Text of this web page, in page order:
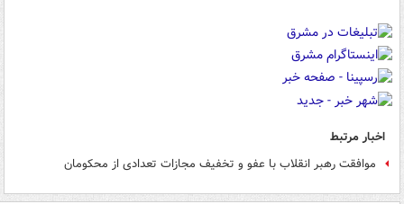
اخبار مرتبط
موافقت رهبر انقلاب با عفو و تخفيف مجازات تعدادی از محكومان